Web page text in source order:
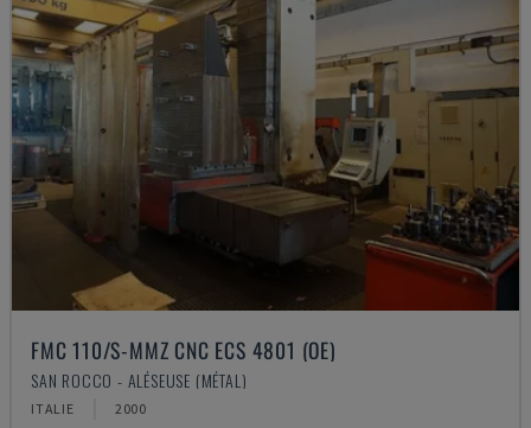
FMC 110/S-MMZ CNC ECS 4801 (OE)
SAN ROCCO - ALÉSEUSE (MÉTAL)
ITALIE 2000